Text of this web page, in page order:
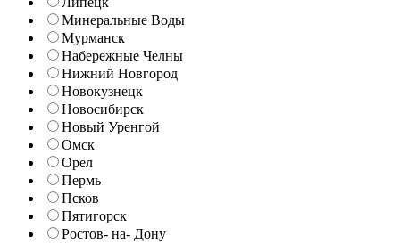
Минеральные Воды
Мурманск
Набережные Челны
Нижний Новгород
Новокузнецк
Новосибирск
Новый Уренгой
Омск
Орел
Пермь
Псков
Пятигорск
Ростов- на- Дону